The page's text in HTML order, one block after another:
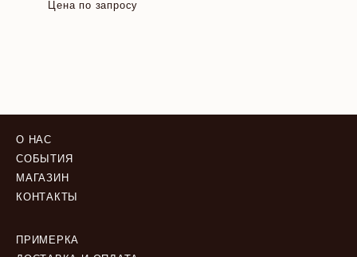
Цена по запросу
О НАС
СОБЫТИЯ
МАГАЗИН
КОНТАКТЫ
ПРИМЕРКА